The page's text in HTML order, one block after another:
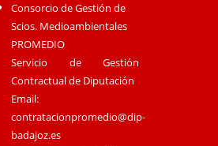
Consorcio de Gestión de
Scios. Medioambientales
PROMEDIO
Servicio de Gestión
Contractual de Diputación
Email:
contratacionpromedio@dip-
badajoz.es